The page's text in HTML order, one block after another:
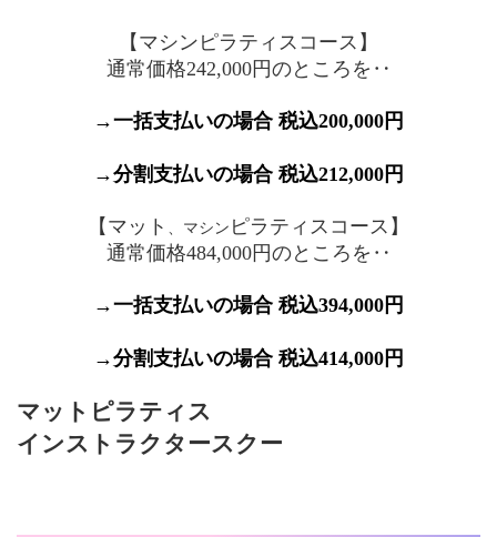
【マシンピラティスコース】
通常価格242,000円のところを‥
→一括支払いの場合 税込200,000円
→分割支払いの場合 税込212,000円
【マット 、マシン ピラティスコース】
通常価格484,000円のところを‥
→一括支払いの場合 税込394,000円
→分割支払いの場合 税込414,000円
マットピラティス
インストラクタースクー